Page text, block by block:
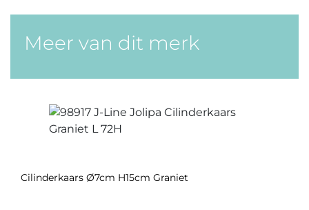
Meer van dit merk
Cilinderkaars Ø7cm H15cm Graniet